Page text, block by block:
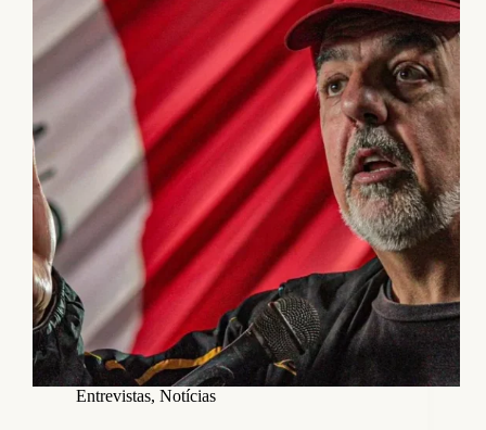
Entrevistas, Notícias